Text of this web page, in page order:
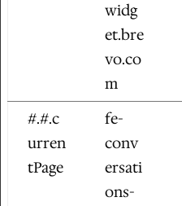
widg
et.bre
vo.co
m
#.#.c
urren
tPage
fe-
conv
ersati
ons-